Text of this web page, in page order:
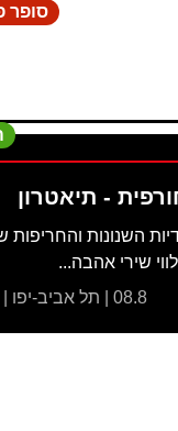
סופר
- תיאטרון
השנונות והחריפות
שירי אהבה...
08.8 | תל אביב-יפו | ₪91